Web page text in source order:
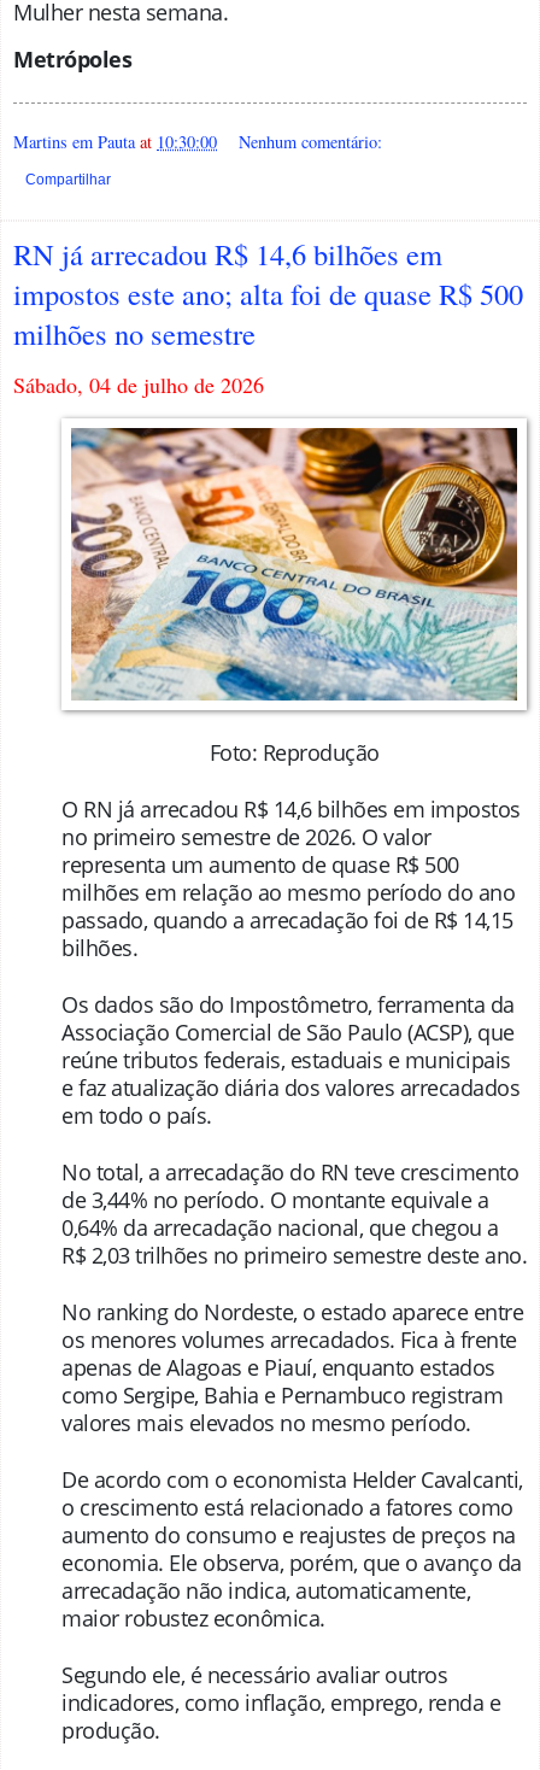
Mulher nesta semana.
Metrópoles
Martins em Pauta at 10:30:00 Nenhum comentário:
Compartilhar
RN já arrecadou R$ 14,6 bilhões em
impostos este ano; alta foi de quase R$ 500
milhões no semestre
Sábado, 04 de julho de 2026
Foto: Reprodução
O RN já arrecadou R$ 14,6 bilhões em impostos
no primeiro semestre de 2026. O valor
representa um aumento de quase R$ 500
milhões em relação ao mesmo período do ano
passado, quando a arrecadação foi de R$ 14,15
bilhões.
Os dados são do Impostômetro, ferramenta da
Associação Comercial de São Paulo (ACSP), que
reúne tributos federais, estaduais e municipais
e faz atualização diária dos valores arrecadados
em todo o país.
No total, a arrecadação do RN teve crescimento
de 3,44% no período. O montante equivale a
0,64% da arrecadação nacional, que chegou a
R$ 2,03 trilhões no primeiro semestre deste ano.
No ranking do Nordeste, o estado aparece entre
os menores volumes arrecadados. Fica à frente
apenas de Alagoas e Piauí, enquanto estados
como Sergipe, Bahia e Pernambuco registram
valores mais elevados no mesmo período.
De acordo com o economista Helder Cavalcanti,
o crescimento está relacionado a fatores como
aumento do consumo e reajustes de preços na
economia. Ele observa, porém, que o avanço da
arrecadação não indica, automaticamente,
maior robustez econômica.
Segundo ele, é necessário avaliar outros
indicadores, como inflação, emprego, renda e
produção.